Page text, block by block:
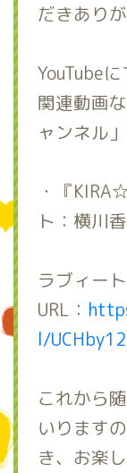
だきあり
YouTube
関連動画
ャンネル
・『
ト：横川
ラブィー
URL：
l/
これから
いります
き、お楽